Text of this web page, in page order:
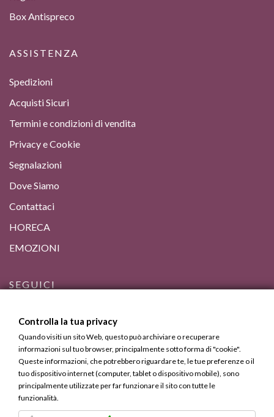
Box Antispreco
ASSISTENZA
Spedizioni
Acquisti Sicuri
Termini e condizioni di vendita
Privacy e Cookie
Segnalazioni
Dove Siamo
Contattaci
HORECA
EMOZIONI
SEGUICI
Controlla la tua privacy
Quando visiti un sito Web, questo può archiviare o recuperare
informazioni sul tuo browser, principalmente sotto forma di "cookie".
Queste informazioni, che potrebbero riguardare te, le tue preferenze o il
tuo dispositivo internet (computer, tablet o dispositivo mobile), sono
principalmente utilizzate per far funzionare il sito con tutte le
funzionalità.